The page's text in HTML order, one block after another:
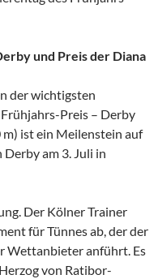
und Preis der Diana
der wichtigsten
Frühjahrs-Preis – Derby
ist ein Meilenstein auf
Derby am 3. Juli in
Der Kölner Trainer
für Tünnes ab, der der
Wettanbieter anführt. Es
von Ratibor-